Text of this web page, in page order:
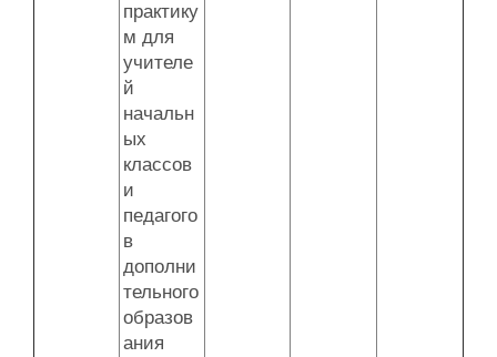
практику
м для
учителе
й
начальн
ых
классов
и
педагого
в
дополни
тельного
образов
ания